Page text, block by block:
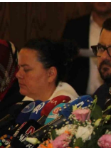
SON DAKİKA
FİNANS